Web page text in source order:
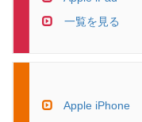
一覧を見る
Apple iPhone